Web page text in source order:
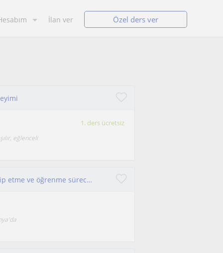
İlan ver Özel ders ver
1. ders ücretsiz
eğlenceli
İlkokul ve ortaokul öğrencilerinin ödevlerini takip etme ve öğrenme sürecine destek olma.